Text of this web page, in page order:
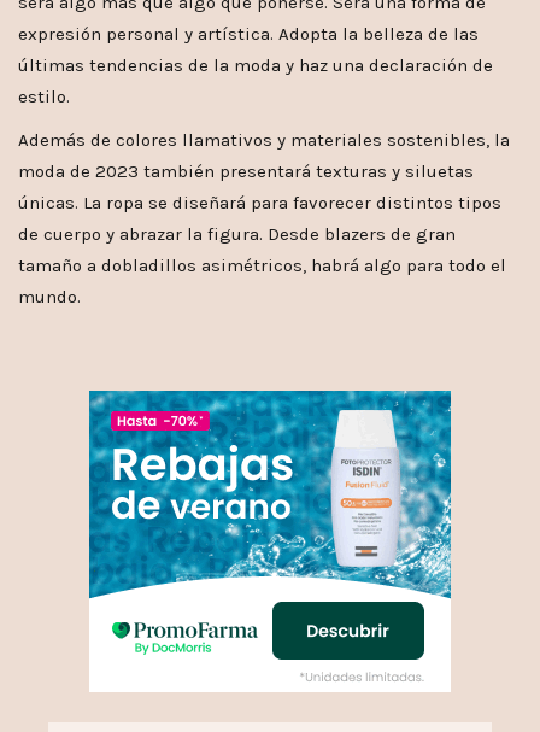
expresión personal y artística. Adopta la belleza de las
últimas tendencias de la moda y haz una declaración de
estilo.
Además de colores llamativos y materiales sostenibles, la
moda de 2023 también presentará texturas y siluetas
únicas. La ropa se diseñará para favorecer distintos tipos
de cuerpo y abrazar la figura. Desde blazers de gran
tamaño a dobladillos asimétricos, habrá algo para todo el
mundo.